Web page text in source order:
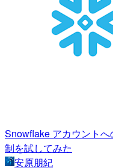
Snowflake アカウント
制を試してみた
安原朋紀